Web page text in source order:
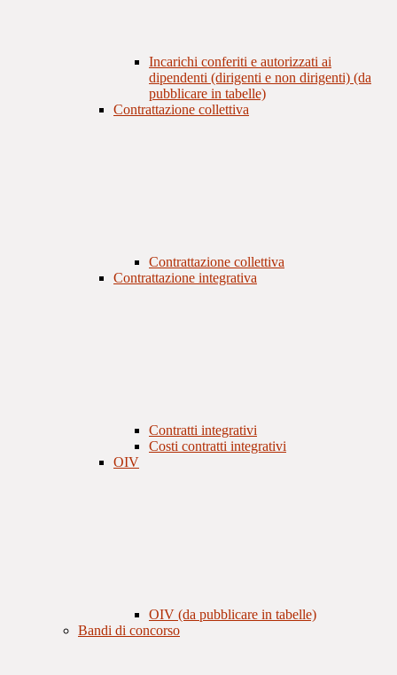
Incarichi conferiti e autorizzati ai
dipendenti (dirigenti e non dirigenti) (da
pubblicare in tabelle)
Contrattazione collettiva
Contrattazione collettiva
Contrattazione integrativa
Contratti integrativi
Costi contratti integrativi
OIV
OIV (da pubblicare in tabelle)
Bandi di concorso